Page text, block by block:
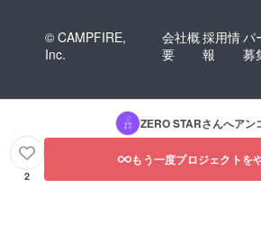
© CAMPFIRE,
Inc.
会社概
要
採用情
報
パ
募
ZERO STARさんへアン
2
もう一度プロジェクトを